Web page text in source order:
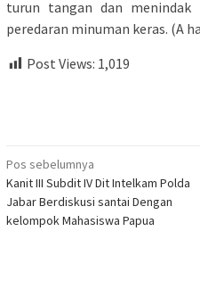
turun tangan dan menindak
peredaran minuman keras. (A
Post Views: 1,019
Navigasi
pos
Pos sebelumnya
Kanit III Subdit IV Dit Intelkam Polda
Jabar Berdiskusi santai Dengan
kelompok Mahasiswa Papua